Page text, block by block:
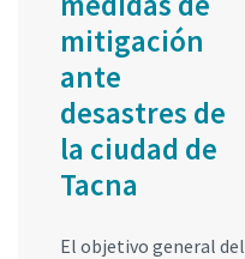
mitigación
ante
desastres de
la ciudad de
Tacna
El objetivo general del